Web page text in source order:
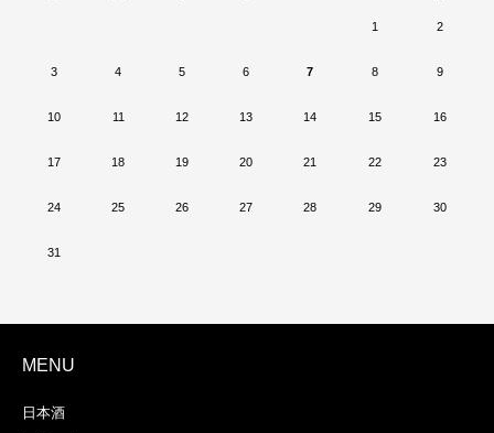
1 2
3 4 5 6 7 8 9
10 11 12 13 14 15 16
17 18 19 20 21 22 23
24 25 26 27 28 29 30
31
MENU
日本酒